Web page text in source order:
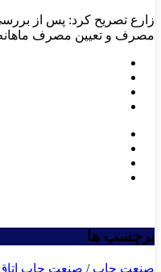
زارع تصریح کرد: پس از
مصرف و تعیین مصرف
برچسب ها
صنعت چاپ / صنعت چاپ